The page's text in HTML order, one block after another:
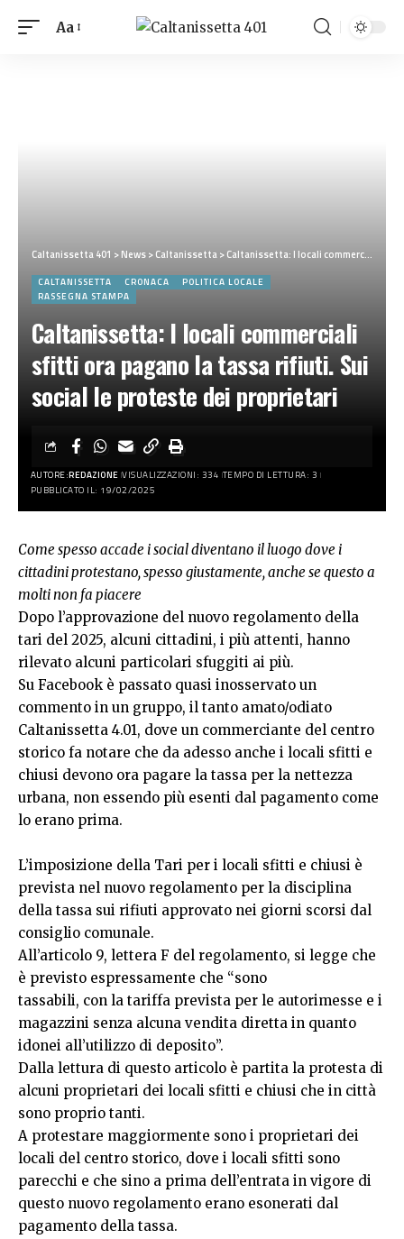
Aa
Caltanissetta 401 >News>Caltanissetta>Caltanissetta: I locali commerciali sfitti ora pagano la tassa rifiuti. Sui social le proteste dei proprietari
CALTANISSETTA CRONACA
POLITICA LOCALE
RASSEGNA STAMPA
Caltanissetta: I locali commerciali
sfitti ora pagano la tassa rifiuti. Sui
social le proteste dei proprietari
AUTORE:REDAZIONE VISUALIZZAZIONI: 334 TEMPO DI LETTURA: 3
PUBBLICATO IL: 19/02/2025
Come spesso accade i social diventano il luogo dove i
cittadini protestano, spesso giustamente, anche se questo a
molti non fa piacere
Dopo l’approvazione del nuovo regolamento della
tari del 2025, alcuni cittadini, i più attenti, hanno
rilevato alcuni particolari sfuggiti ai più.
Su Facebook è passato quasi inosservato un
commento in un gruppo, il tanto amato/odiato
Caltanissetta 4.01, dove un commerciante del centro
storico fa notare che da adesso anche i locali sfitti e
chiusi devono ora pagare la tassa per la nettezza
urbana, non essendo più esenti dal pagamento come
lo erano prima.
L’imposizione della Tari per i locali sfitti e chiusi è
prevista nel nuovo regolamento per la disciplina
della tassa sui rifiuti approvato nei giorni scorsi dal
consiglio comunale.
All’articolo 9, lettera F del regolamento, si legge che
è previsto espressamente che “sono
tassabili, con la tariffa prevista per le autorimesse e i
magazzini senza alcuna vendita diretta in quanto
idonei all’utilizzo di deposito”.
Dalla lettura di questo articolo è partita la protesta di
alcuni proprietari dei locali sfitti e chiusi che in città
sono proprio tanti.
A protestare maggiormente sono i proprietari dei
locali del centro storico, dove i locali sfitti sono
parecchi e che sino a prima dell’entrata in vigore di
questo nuovo regolamento erano esonerati dal
pagamento della tassa.